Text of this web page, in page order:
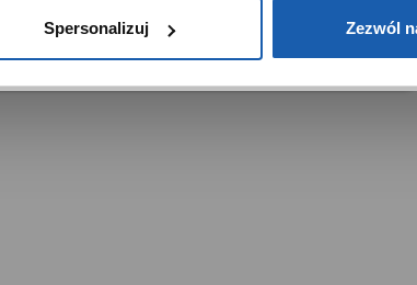
Spersonalizuj Zezwól
WIĘCEJ PRZEJDŹ DO SERWISU